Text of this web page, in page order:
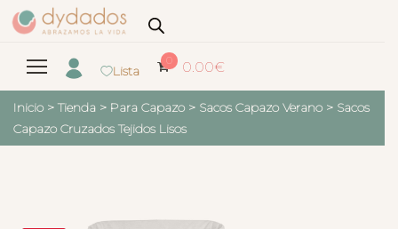
Lista
0 0.00€
Inicio > Tienda > Para Capazo > Sacos Capazo Verano > Sacos
Capazo Cruzados Tejidos Lisos